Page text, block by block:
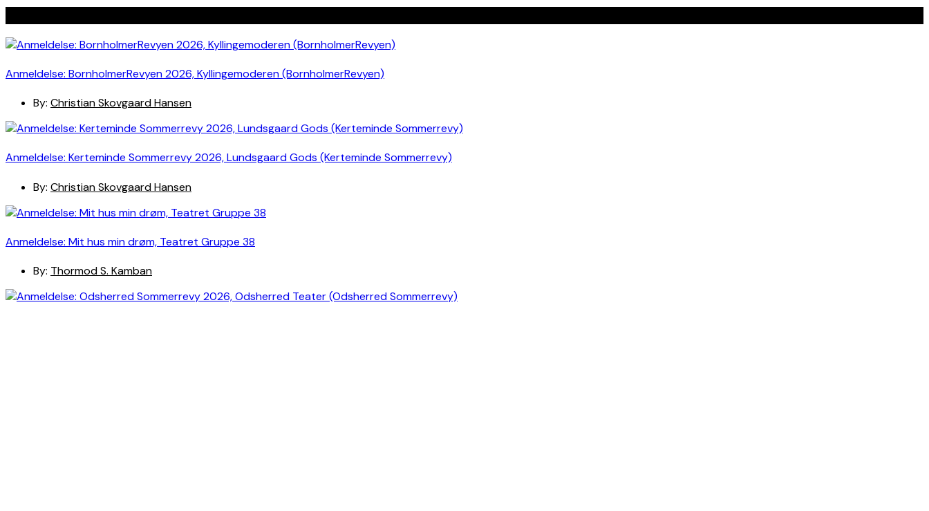
Anmeldelse: BornholmerRevyen 2026, Kyllingemoderen (BornholmerRevyen)
By: Christian Skovgaard Hansen
Anmeldelse: Kerteminde Sommerrevy 2026, Lundsgaard Gods (Kerteminde Sommerrevy)
By: Christian Skovgaard Hansen
Anmeldelse: Mit hus min drøm, Teatret Gruppe 38
By: Thormod S. Kamban